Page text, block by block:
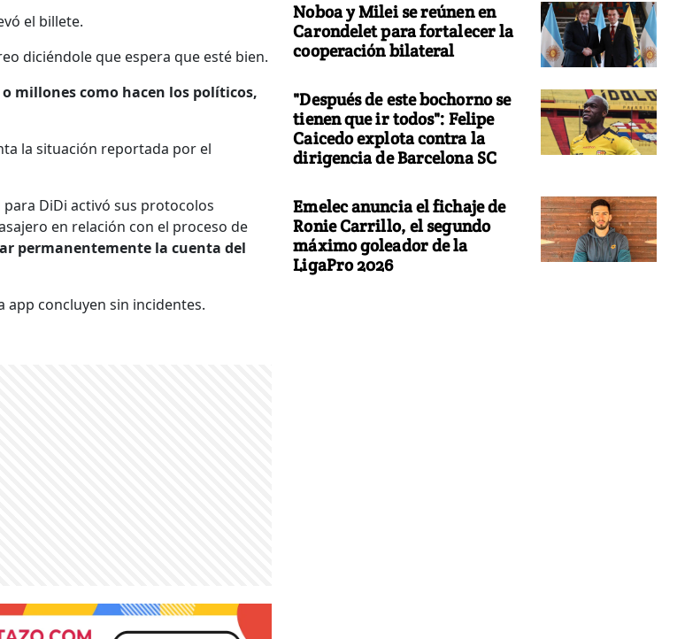
el billete.
diciéndole que espera que esté bien.
millones como hacen los políticos,
la situación reportada por el
DiDi activó sus protocolos
en relación con el proceso de
permanentemente la cuenta del
app concluyen sin incidentes.
Noboa y Milei se reúnen en
Carondelet para fortalecer la
cooperación bilateral
"Después de este bochorno se
tienen que ir todos": Felipe
Caicedo explota contra la
dirigencia de Barcelona SC
Emelec anuncia el fichaje de
Ronie Carrillo, el segundo
máximo goleador de la
LigaPro 2026